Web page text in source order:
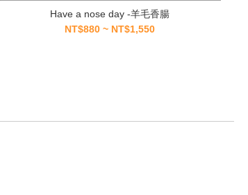
Have a nose day -羊毛香腸
NT$880 ~ NT$1,550